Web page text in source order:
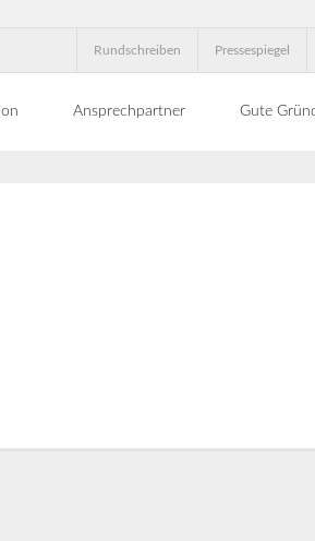
Rundschreiben Pressespiegel
Ansprechpartner Gute